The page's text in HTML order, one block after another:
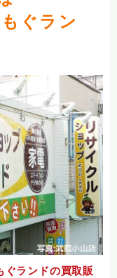
ぐラン
ぐランドの買取販